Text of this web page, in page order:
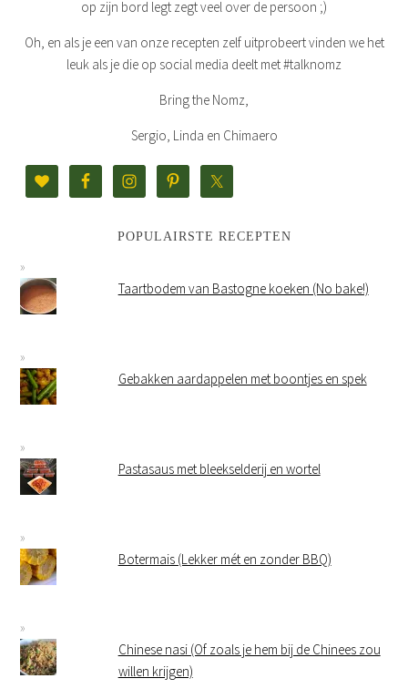
op zijn bord legt zegt veel over de persoon ;)
Oh, en als je een van onze recepten zelf uitprobeert vinden we het
leuk als je die op social media deelt met #talknomz
Bring the Nomz,
Sergio, Linda en Chimaero
POPULAIRSTE RECEPTEN
Taartbodem van Bastogne koeken (No bake!)
Gebakken aardappelen met boontjes en spek
Pastasaus met bleekselderij en wortel
Botermais (Lekker mét en zonder BBQ)
Chinese nasi (Of zoals je hem bij de Chinees zou
willen krijgen)